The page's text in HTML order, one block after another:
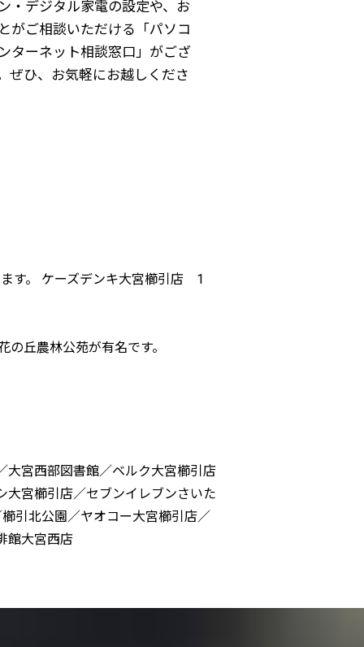
・デジタル家電の設定や、お
がご相談いただける「パソコ
ターネット相談窓口」がござ
ぜひ、 お気軽にお越しくださ
す。 ケーズデンキ大宮櫛引店 1
丘農林公苑が有名です。
大宮西部図書館／ベルク大宮櫛引店
大宮櫛引店／セブンイレブンさいた
引北公園／ヤオコー大宮櫛引店／
館大宮西店